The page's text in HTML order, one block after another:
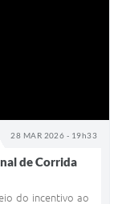
28 MAR 2026 - 19h33
de Corrida
do incentivo ao